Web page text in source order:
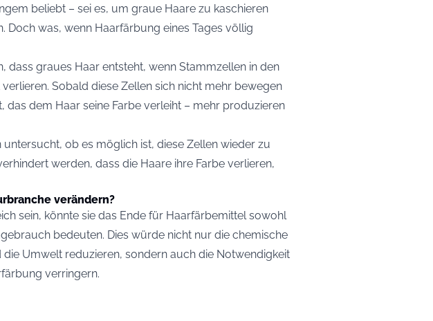
beliebt – sei es, um graue Haare zu kaschieren
Doch was, wenn Haarfärbung eines Tages völlig
dass graues Haar entsteht, wenn Stammzellen in den
Sobald diese Zellen sich nicht mehr bewegen
das dem Haar seine Farbe verleiht – mehr produzieren
ob es möglich ist, diese Zellen wieder zu
werden, dass die Haare ihre Farbe verlieren,
verändern?
sein, könnte sie das Ende für Haarfärbemittel sowohl
bedeuten. Dies würde nicht nur die chemische
Umwelt reduzieren, sondern auch die Notwendigkeit
verringern.